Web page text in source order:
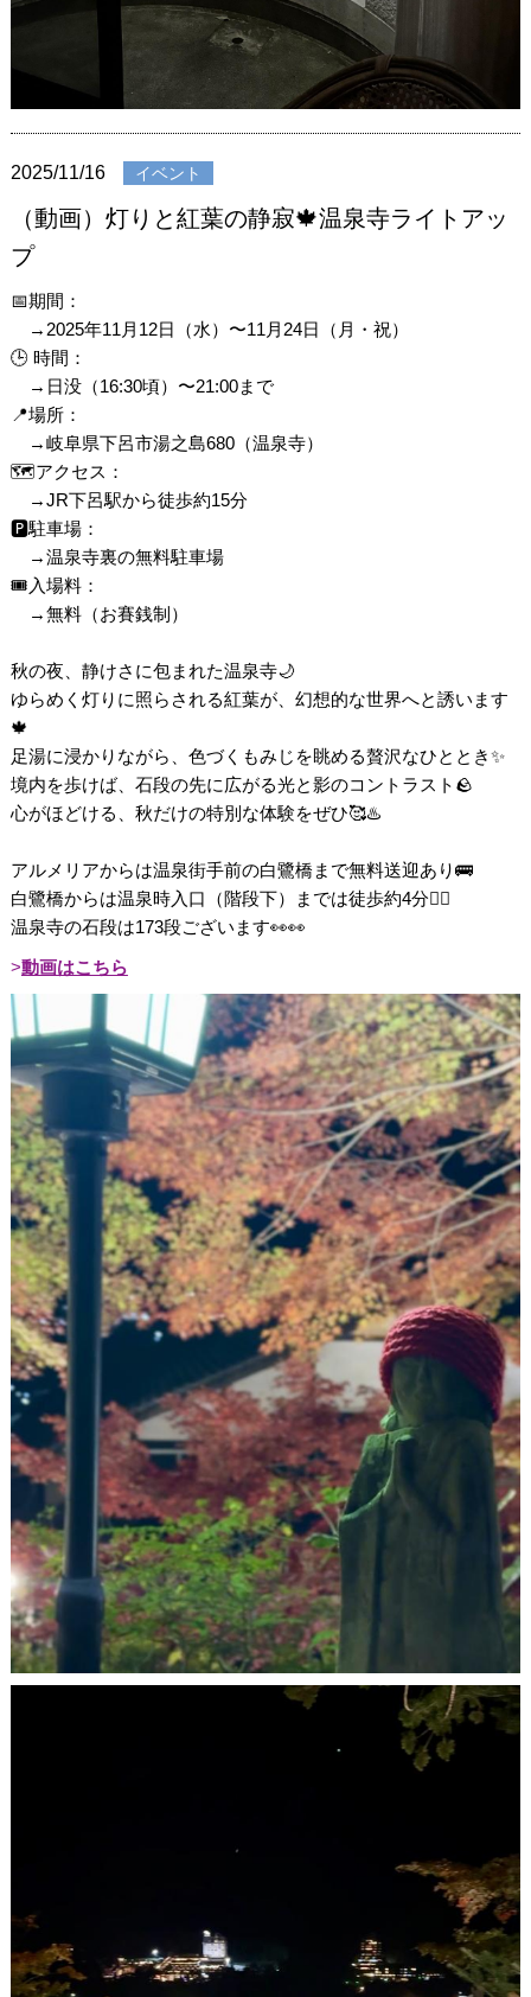
2025/11/16 イベント
（動画）灯りと紅葉の静寂🍁温泉寺ライトアッ
プ
📅期間：
→2025年11月12日（水）〜11月24日（月・祝）
🕒 時間：
→日没（16:30頃）〜21:00まで
📍場所：
→岐阜県下呂市湯之島680（温泉寺）
🗺️アクセス：
→JR下呂駅から徒歩約15分
🅿️駐車場：
→温泉寺裏の無料駐車場
🎟️入場料：
→無料（お賽銭制）
秋の夜、静けさに包まれた温泉寺🌙
ゆらめく灯りに照らされる紅葉が、幻想的な世界へと誘います
🍁
足湯に浸かりながら、色づくもみじを眺める贅沢なひととき✨
境内を歩けば、石段の先に広がる光と影のコントラスト🪨
心がほどける、秋だけの特別な体験をぜひ🥰♨️
アルメリアからは温泉街手前の白鷺橋まで無料送迎あり🚌
白鷺橋からは温泉時入口（階段下）までは徒歩約4分🚶‍♀️
温泉寺の石段は173段ございます👀👀
動画はこちら